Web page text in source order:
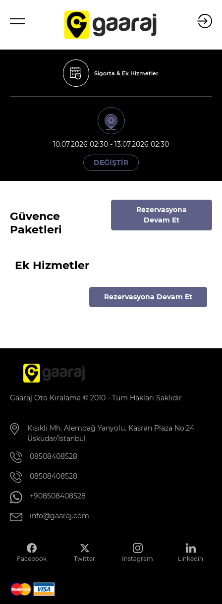
Sigorta & Ek Hizmetler
10.07.2026 02:30 - 13.07.2026 02:30
DEĞİŞTİR
Güvence
Paketleri
Rezervasyona
Devam Et
Ek Hizmetler
Rezervasyona Devam Et
Gaaraj Oto Kiralama © 2010 - Tüm Hakları Saklıdır
Kısıklı Mh. Alemdağ Yanyolu. Kasran Plaza No:24
Üsküdar/İstanbul
08508408528
08508408528
+908508408528
info@gaaraj.com
Facebook Twitter Instagram Linkedin